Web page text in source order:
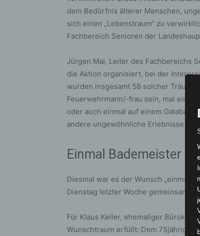
dem Bedürfnis älterer Menschen,
sich einen „Lebenstraum“ zu
Fachbereich Senioren der
Jürgen Mai, Leiter des Fachbereichs
die Aktion organisiert, bei der
wurden insgesamt 58 solcher Träume
Feuerwehrmann/-frau sein, mal einen
oder auch einmal auf einem Galaball
andere ungewöhnliche Erlebnisse
Einmal Bademeister
Diesmal war es der Wunsch „einmal
Dienstag letzter Woche gemeinsam
Für Klaus Keller, ehemaliger
Wunschtraum erfüllt: Dem 75jährigen